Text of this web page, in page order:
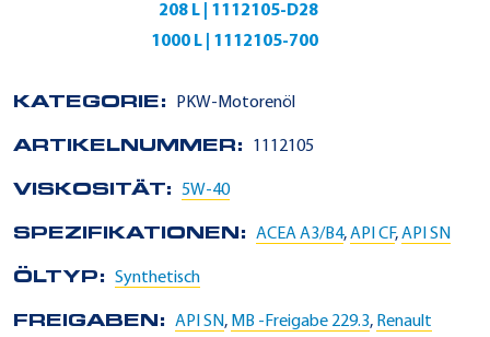
208 L | 1112105-D28
1000 L | 1112105-700
KATEGORIE: PKW-Motorenöl
ARTIKELNUMMER: 1112105
VISKOSITÄT: 5W-40
SPEZIFIKATIONEN: ACEA A3/B4,API CF,API SN
ÖLTYP: Synthetisch
FREIGABEN: API SN, MB -Freigabe 229.3, Renault